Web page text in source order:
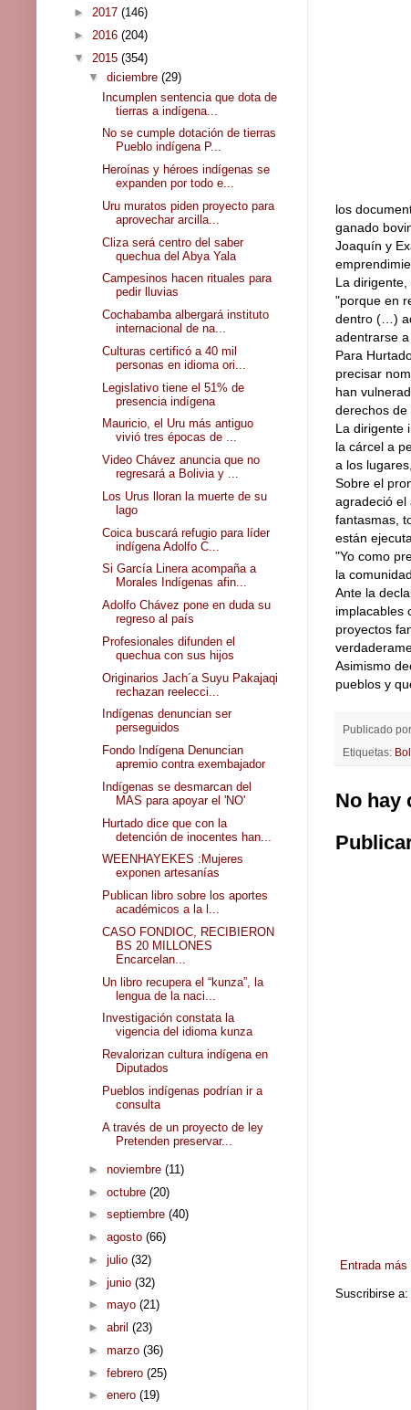
los
ganado
Joaquín y
La
"porque en
dentro (…)
adentrarse
Para
precisar
han
derechos de
La dirigente
la cárcel a
a los
Sobre el
agradeció el
fantasmas,
están
"Yo como
la
Ante la
implacables
proyectos
Asimismo
pueblos y
Publicado por
Etiquetas:
No hay
Entrada
Suscribirse a:
► 2017 (146)
► 2016 (204)
▼ 2015 (354)
▼ diciembre (29)
Incumplen sentencia que dota de
tierras a indígena...
No se cumple dotación de tierras
Pueblo indígena P...
Heroínas y héroes indígenas se
expanden por todo e...
Uru muratos piden proyecto para
aprovechar arcilla...
Cliza será centro del saber
quechua del Abya Yala
Campesinos hacen rituales para
pedir lluvias
Cochabamba albergará instituto
internacional de na...
Culturas certificó a 40 mil
personas en idioma ori...
Legislativo tiene el 51% de
presencia indígena
Mauricio, el Uru más antiguo
vivió tres épocas de ...
Video Chávez anuncia que no
regresará a Bolivia y ...
Los Urus lloran la muerte de su
lago
Coica buscará refugio para líder
indígena Adolfo C...
Si García Linera acompaña a
Morales Indígenas afin...
Adolfo Chávez pone en duda su
regreso al país
Profesionales difunden el
quechua con sus hijos
Originarios Jach´a Suyu Pakajaqi
rechazan reelecci...
Indígenas denuncian ser
perseguidos
Fondo Indígena Denuncian
apremio contra exembajador
Indígenas se desmarcan del
MAS para apoyar el 'NO'
Hurtado dice que con la
detención de inocentes han...
WEENHAYEKES :Mujeres
exponen artesanías
Publican libro sobre los aportes
académicos a la l...
CASO FONDIOC, RECIBIERON
BS 20 MILLONES
Encarcelan...
Un libro recupera el “kunza”, la
lengua de la naci...
Investigación constata la
vigencia del idioma kunza
Revalorizan cultura indígena en
Diputados
Pueblos indígenas podrían ir a
consulta
A través de un proyecto de ley
Pretenden preservar...
► noviembre (11)
► octubre (20)
► septiembre (40)
► agosto (66)
► julio (32)
► junio (32)
► mayo (21)
► abril (23)
► marzo (36)
► febrero (25)
► enero (19)